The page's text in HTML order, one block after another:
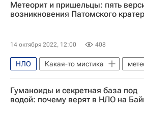
Луна
SpaceX
Blue Origin
Метеорит и пришельцы: пять
возникновения Патомского
14 октября 2022, 12:00 408
НЛО Какая-то мистика
пришельцы
Иркутская область
Гуманоиды и секретная база под
водой: почему верят в НЛО на